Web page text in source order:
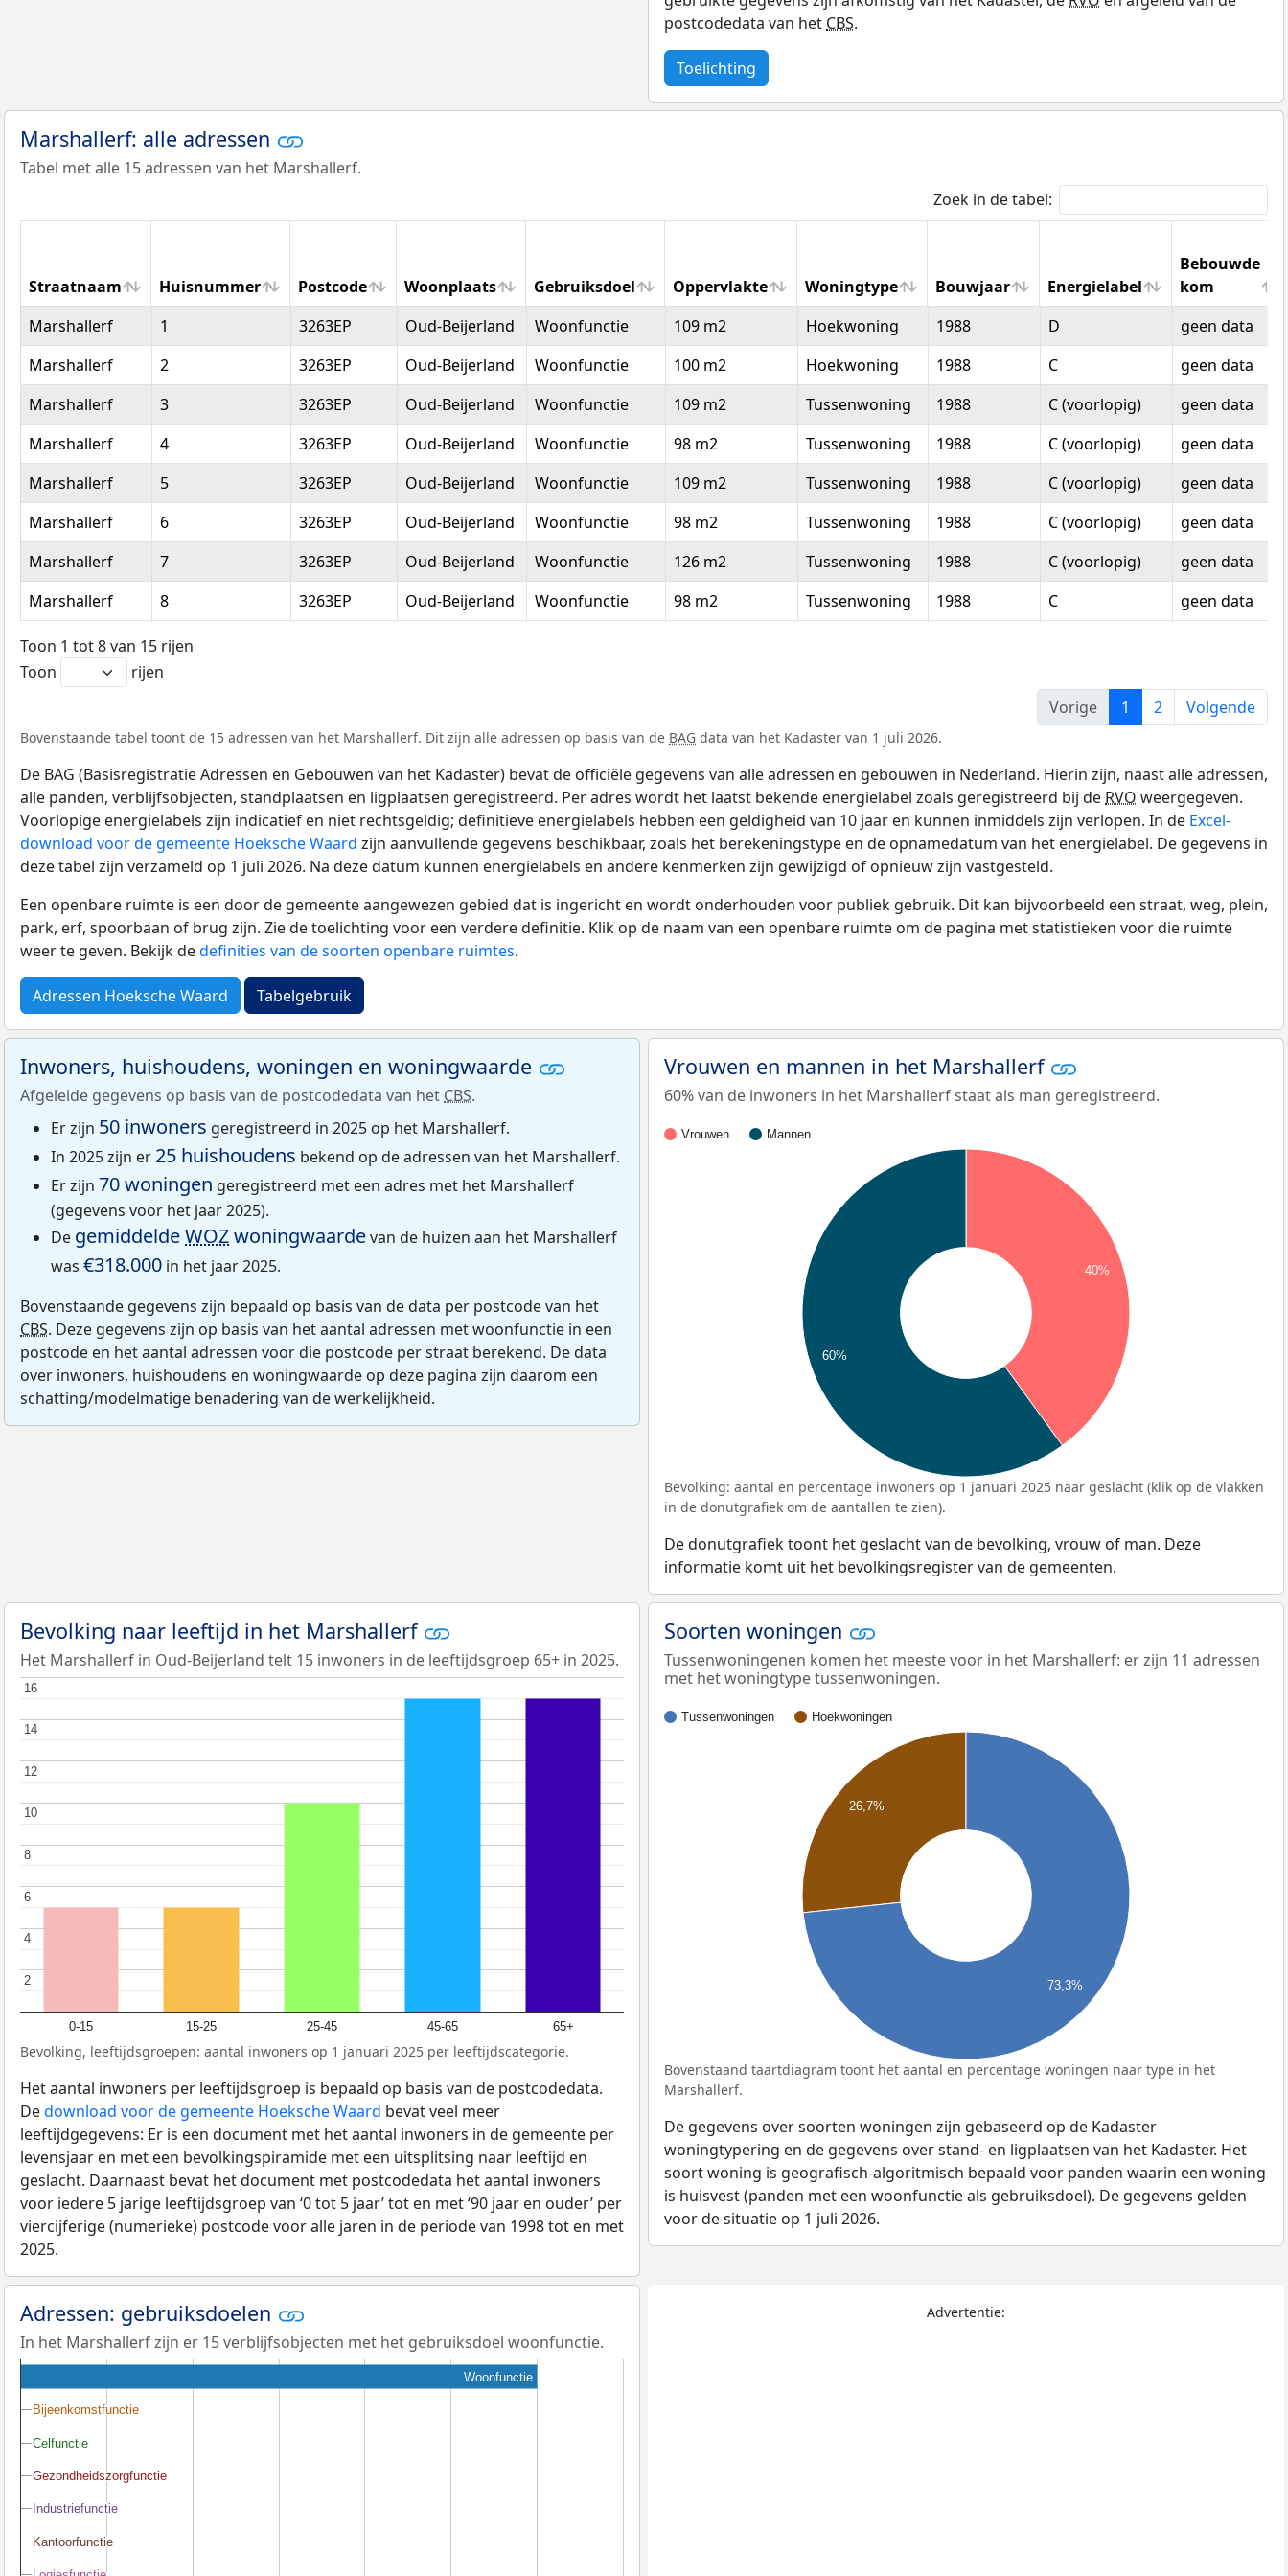
postcodedata van het CBS.
Toelichting
Marshallerf: alle adressen
Tabel met alle 15 adressen van het Marshallerf.
Zoek in de tabel:
Straatnaam Huisnummer Postcode Woonplaats Gebruiksdoel Oppervlakte Woningtype Bouwjaar Energielabel
Bebouwde
kom
Straatnaam
Huisnummer Postcode Woonplaats Gebruiksdoel Oppervlakte Woningtype Bouwjaar Energielabel
Bebouwde
kom
Marshallerf 1 3263EP Oud-Beijerland Woonfunctie 109 m2 Hoekwoning 1988 D
geen data
Marshallerf
2 3263EP Oud-Beijerland Woonfunctie 100 m2 Hoekwoning 1988 C
geen data
Marshallerf
3 3263EP Oud-Beijerland Woonfunctie 109 m2 Tussenwoning 1988 C (voorlopig)
geen data
Marshallerf
4 3263EP Oud-Beijerland Woonfunctie 98 m2 Tussenwoning 1988 C (voorlopig)
geen data
Marshallerf
5 3263EP Oud-Beijerland Woonfunctie 109 m2 Tussenwoning 1988 C (voorlopig)
geen data
Marshallerf
6 3263EP Oud-Beijerland Woonfunctie 98 m2 Tussenwoning 1988 C (voorlopig)
geen data
Marshallerf
7 3263EP Oud-Beijerland Woonfunctie 126 m2 Tussenwoning 1988 C (voorlopig)
geen data
Marshallerf
8 3263EP Oud-Beijerland Woonfunctie 98 m2 Tussenwoning 1988 C geen data
Toon 1 tot 8 van 15 rijen
Toon
rijen
Vorige
1 2 Volgende
Bovenstaande tabel toont de 15 adressen van het Marshallerf. Dit zijn alle adressen op basis van de BAG data van het Kadaster van 1 juli 2026.
De BAG (Basisregistratie Adressen en Gebouwen van het Kadaster) bevat de officiële gegevens van alle adressen en gebouwen in Nederland. Hierin zijn, naast alle adressen,
alle panden, verblijfsobjecten, standplaatsen en ligplaatsen geregistreerd. Per adres wordt het laatst bekende energielabel zoals geregistreerd bij de RVO weergegeven.
Voorlopige energielabels zijn indicatief en niet rechtsgeldig; definitieve energielabels hebben een geldigheid van 10 jaar en kunnen inmiddels zijn verlopen. In de Excel-
download voor de gemeente Hoeksche Waard zijn aanvullende gegevens beschikbaar, zoals het berekeningstype en de opnamedatum van het energielabel. De gegevens in
deze tabel zijn verzameld op 1 juli 2026. Na deze datum kunnen energielabels en andere kenmerken zijn gewijzigd of opnieuw zijn vastgesteld.
Een openbare ruimte is een door de gemeente aangewezen gebied dat is ingericht en wordt onderhouden voor publiek gebruik. Dit kan bijvoorbeeld een straat, weg, plein,
park, erf, spoorbaan of brug zijn. Zie de toelichting voor een verdere definitie. Klik op de naam van een openbare ruimte om de pagina met statistieken voor die ruimte
weer te geven. Bekijk dedefinities van de soorten openbare ruimtes.
Adressen Hoeksche Waard Tabelgebruik
Inwoners, huishoudens, woningen en woningwaarde
Afgeleide gegevens op basis van de postcodedata van het CBS.
Er zijn 50 inwoners geregistreerd in 2025 op het Marshallerf.
In 2025 zijn er 25 huishoudens bekend op de adressen van het Marshallerf.
Er zijn 70 woningen geregistreerd met een adres met het Marshallerf
(gegevens voor het jaar 2025).
De gemiddeldeWOZwoningwaardevan de huizen aan het Marshallerf
was €318.000 in het jaar 2025.
Bovenstaande gegevens zijn bepaald op basis van de data per postcode van het
CBS. Deze gegevens zijn op basis van het aantal adressen met woonfunctie in een
postcode en het aantal adressen voor die postcode per straat berekend. De data
over inwoners, huishoudens en woningwaarde op deze pagina zijn daarom een
schatting/modelmatige benadering van de werkelijkheid.
Vrouwen en mannen in het Marshallerf
60% van de inwoners in het Marshallerf staat als man geregistreerd.
Vrouwen Mannen
40%
60%
Bevolking: aantal en percentage inwoners op 1 januari 2025 naar geslacht (klik op de vlakken
in de donutgrafiek om de aantallen te zien).
De donutgrafiek toont het geslacht van de bevolking, vrouw of man. Deze
informatie komt uit het bevolkingsregister van de gemeenten.
Bevolking naar leeftijd in het Marshallerf
Het Marshallerf in Oud-Beijerland telt 15 inwoners in de leeftijdsgroep 65+ in 2025.
0-15 15-25 25-45 45-65 65+
2
2
4
4
6
6
8
8
10
10
12
12
14
14
16
16
Bevolking, leeftijdsgroepen: aantal inwoners op 1 januari 2025 per leeftijdscategorie.
Het aantal inwoners per leeftijdsgroep is bepaald op basis van de postcodedata.
Dedownload voor de gemeente Hoeksche Waard bevat veel meer
leeftijdgegevens: Er is een document met het aantal inwoners in de gemeente per
levensjaar en met een bevolkingspiramide met een uitsplitsing naar leeftijd en
geslacht. Daarnaast bevat het document met postcodedata het aantal inwoners
voor iedere 5 jarige leeftijdsgroep van ‘0 tot 5 jaar’ tot en met ‘90 jaar en ouder’ per
viercijferige (numerieke) postcode voor alle jaren in de periode van 1998 tot en met
2025.
Soorten woningen
Tussenwoningenen komen het meeste voor in het Marshallerf: er zijn 11 adressen
met het woningtype tussenwoningen.
Tussenwoningen Hoekwoningen
26,7%
73,3%
Bovenstaand taartdiagram toont het aantal en percentage woningen naar type in het
Marshallerf.
De gegevens over soorten woningen zijn gebaseerd op de Kadaster
woningtypering en de gegevens over stand- en ligplaatsen van het Kadaster. Het
soort woning is geografisch-algoritmisch bepaald voor panden waarin een woning
is huisvest (panden met een woonfunctie als gebruiksdoel). De gegevens gelden
voor de situatie op 1 juli 2026.
Adressen: gebruiksdoelen
In het Marshallerf zijn er 15 verblijfsobjecten met het gebruiksdoel woonfunctie.
Woonfunctie
Bijeenkomstfunctie
Bijeenkomstfunctie
Celfunctie
Celfunctie
Gezondheidszorgfunctie
Gezondheidszorgfunctie
Industriefunctie
Industriefunctie
Kantoorfunctie
Kantoorfunctie
Advertentie: